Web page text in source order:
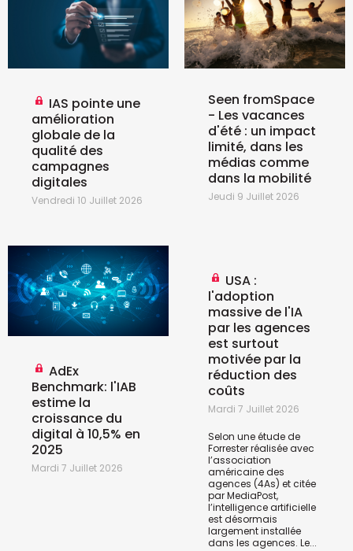
IAS pointe une
amélioration
globale de la
qualité des
campagnes
digitales
Vendredi 10 Juillet 2026
Seen fromSpace
- Les vacances
d'été : un impact
limité, dans les
médias comme
dans la mobilité
Jeudi 9 Juillet 2026
AdEx
Benchmark: l'IAB
estime la
croissance du
digital à 10,5% en
2025
Mardi 7 Juillet 2026
USA :
l'adoption
massive de l'IA
par les agences
est surtout
motivée par la
réduction des
coûts
Mardi 7 Juillet 2026
Selon une étude de
Forrester réalisée avec
l’association
américaine des
agences (4As) et citée
parMediaPost,
l’intelligence artificielle
est désormais
largement installée
dans les agences. Le...